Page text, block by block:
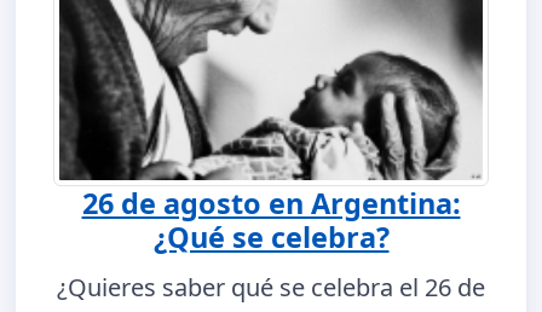
26 de agosto en Argentina:
¿Qué se celebra?
¿Quieres saber qué se celebra el 26 de